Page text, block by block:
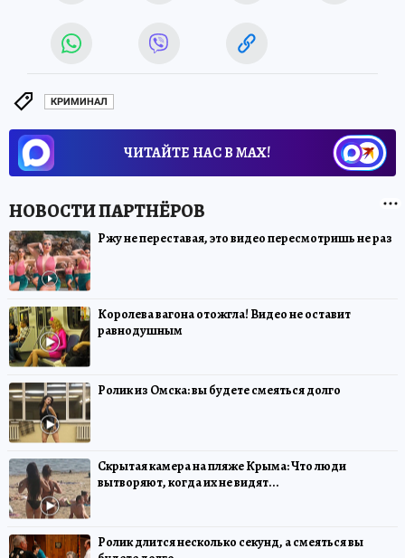
КРИМИНАЛ
ЧИТАЙТЕ НАС В МАХ!
Ржу не переставая, это видео пересмотришь не раз
Королева вагона отожгла! Видео не оставит
равнодушным
Ролик из Омска: вы будете смеяться долго
Скрытая камера на пляже Крыма: Что люди
вытворяют, когда их не видят...
Ролик длится несколько секунд, а смеяться вы